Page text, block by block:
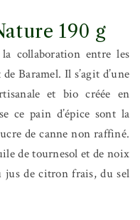
190 g
collaboration entre les
Baramel. Il s’agit d’une
et bio créée en
ce pain d’épice sont la
de canne non raffiné.
de tournesol et de noix
jus de citron frais, du sel